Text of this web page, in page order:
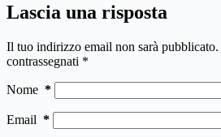
Lascia una risposta
Il tuo indirizzo email non sarà pubblicato.
contrassegnati *
Nome *
Email *